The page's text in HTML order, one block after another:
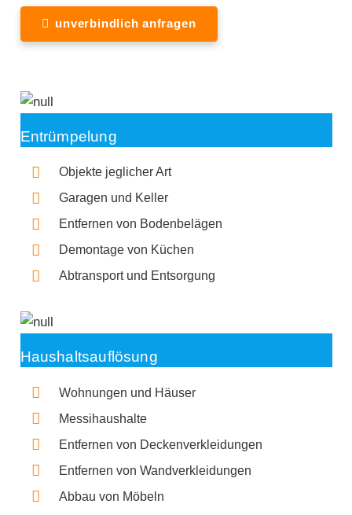
unverbindlich anfragen
Entrümpelung
Objekte jeglicher Art
Garagen und Keller
Entfernen von Bodenbelägen
Demontage von Küchen
Abtransport und Entsorgung
Haushaltsauflösung
Wohnungen und Häuser
Messihaushalte
Entfernen von Deckenverkleidungen
Entfernen von Wandverkleidungen
Abbau von Möbeln